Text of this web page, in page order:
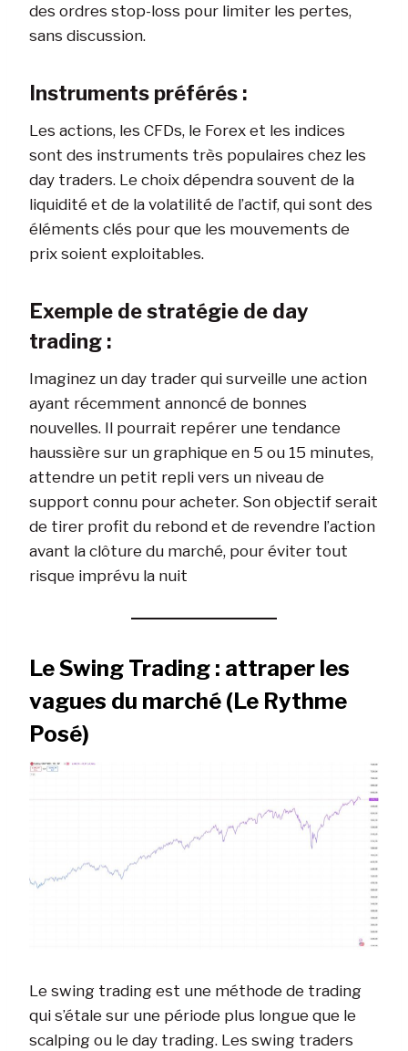
des ordres stop-loss pour limiter les pertes,
sans discussion.
Instruments préférés :
Les actions, les CFDs, le Forex et les indices
sont des instruments très populaires chez les
day traders. Le choix dépendra souvent de la
liquidité et de la volatilité de l’actif, qui sont des
éléments clés pour que les mouvements de
prix soient exploitables.
Exemple de stratégie de day
trading :
Imaginez un day trader qui surveille une action
ayant récemment annoncé de bonnes
nouvelles. Il pourrait repérer une tendance
haussière sur un graphique en 5 ou 15 minutes,
attendre un petit repli vers un niveau de
support connu pour acheter. Son objectif serait
de tirer profit du rebond et de revendre l’action
avant la clôture du marché, pour éviter tout
risque imprévu la nuit
Le Swing Trading : attraper les
vagues du marché (Le Rythme
Posé)
Le swing trading est une méthode de trading
qui s’étale sur une période plus longue que le
scalping ou le day trading. Les swing traders